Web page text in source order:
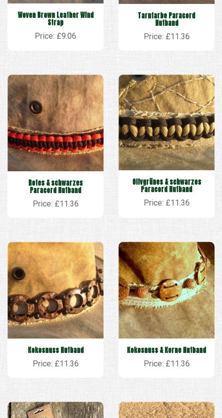
Woven Brown Leather Wind
Strap
Price: £9.06
Tarnfarbe Paracord
Hutband
Price: £11.36
Rotes & schwarzes
Paracord Hutband
Price: £11.36
Olivgrünes & schwarzes
Paracord Hutband
Price: £11.36
Kokosnuss Hutband
Price: £11.36
Kokosnuss & Kerne Hutband
Price: £11.36